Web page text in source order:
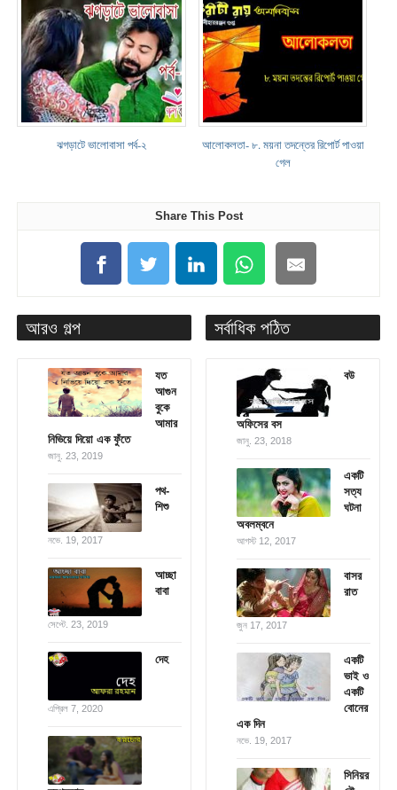
ঝগড়াটে ভালোবাসা পর্ব-২
আলোকলতা- ৮. ময়না তদন্তের রিপোর্ট পাওয়া
গেল
Share This Post
আরও গল্প
যত
আগুন
বুকে
আমার
নিভিয়ে দিয়ো এক ফুঁতে
জানু. 23, 2019
পথ-
শিশু
নভে. 19, 2017
আচ্ছা
বাবা
সেপ্টে. 23, 2019
দেহ
এপ্রিল 7, 2020
সর্বাধিক পঠিত
বউ
অফিসের বস
জানু. 23, 2018
একটি
সত্য
ঘটনা
অবলম্বনে
আগস্ট 12, 2017
বাসর
রাত
জুন 17, 2017
একটি
ভাই ও
একটি
বোনের
এক দিন
নভে. 19, 2017
সিনিয়র